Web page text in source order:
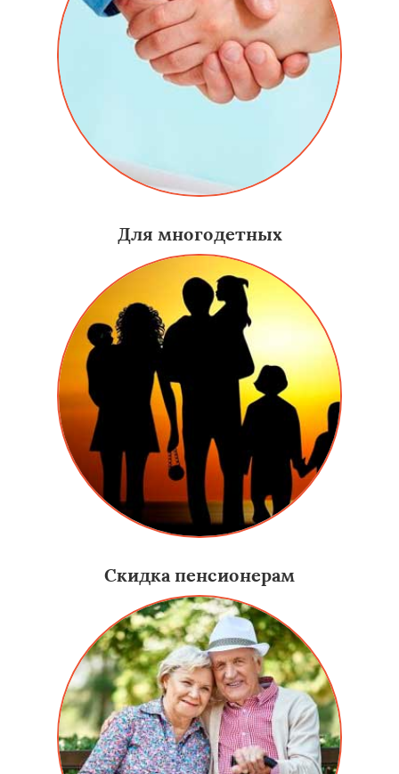
Для многодетных
Скидка пенсионерам